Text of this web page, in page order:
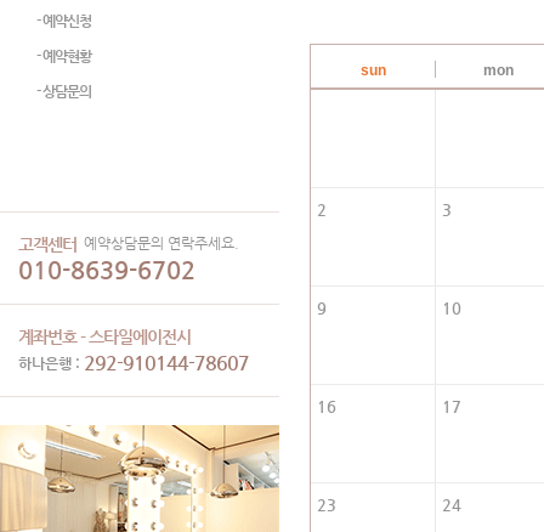
- 예약신청
- 예약현황
- 상담문의
고객센터 예약상담문의 연락주세요.
010-8639-6702
계좌번호 - 스타일에이전시
하나은행 : 292-910144-78607
sun mon
2 3
9 10
16 17
23 24